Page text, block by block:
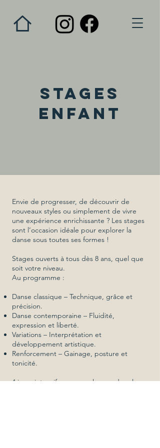
Stages
enfant
Envie de progresser, de découvrir de
nouveaux styles ou simplement de vivre
une expérience enrichissante ? Les stages
sont l’occasion idéale pour explorer la
danse sous toutes ses formes !
Stages ouverts à tous dès 8 ans, quel que
soit votre niveau.
Au programme :
Danse classique – Technique, grâce et
précision.
Danse contemporaine – Fluidité,
expression et liberté.
Variations – Interprétation et
développement artistique.
Renforcement – Gainage, posture et
tonicité.
4 jours intensifs pour se plonger dans la